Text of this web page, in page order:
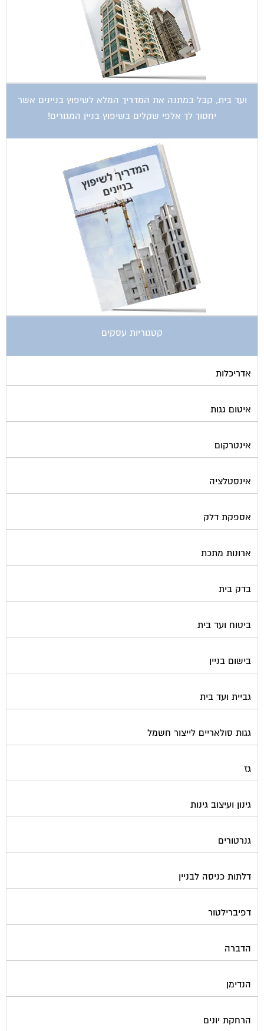
ועד בית, קבל במתנה את המדריך המלא לשיפוץ בניינים אשר
יחסוך לך אלפי שקלים בשיפוץ בניין המגורים!
קטגוריות עסקים
אדריכלות
איטום גגות
אינטרקום
אינסטלציה
אספקת דלק
ארונות מתכת
בדק בית
ביטוח ועד בית
בישום בניין
גביית ועד בית
גגות סולאריים לייצור חשמל
גז
גינון ועיצוב גינות
גנרטורים
דלתות כניסה לבניין
דפיברילטור
הדברה
הנדימן
הרחקת יונים